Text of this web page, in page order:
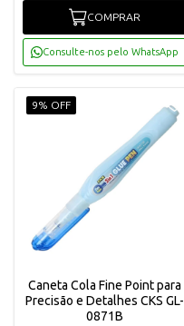
COMPRAR
Consulte-nos pelo WhatsApp
9% OFF
Caneta Cola Fine Point para
Precisão e Detalhes CKS GL-
0871B